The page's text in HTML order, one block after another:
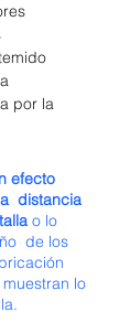
por la
efecto
distancia
o lo
de los
lo